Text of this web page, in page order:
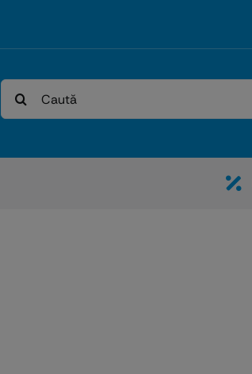
Caută: